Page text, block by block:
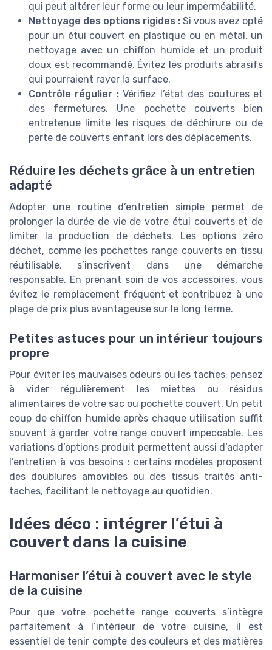
qui peut altérer leur forme ou leur imperméabilité.
Nettoyage des options rigides : Si vous avez opté
pour un étui couvert en plastique ou en métal, un
nettoyage avec un chiffon humide et un produit
doux est recommandé. Évitez les produits abrasifs
qui pourraient rayer la surface.
Contrôle régulier :Vérifiez l’état des coutures et
des fermetures. Une pochette couverts bien
entretenue limite les risques de déchirure ou de
perte de couverts enfant lors des déplacements.
Réduire les déchets grâce à un entretien
adapté
Adopter une routine d’entretien simple permet de
prolonger la durée de vie de votre étui couverts et de
limiter la production de déchets. Les options zéro
déchet, comme les pochettes range couverts en tissu
réutilisable, s’inscrivent dans une démarche
responsable. En prenant soin de vos accessoires, vous
évitez le remplacement fréquent et contribuez à une
plage de prix plus avantageuse sur le long terme.
Petites astuces pour un intérieur toujours
propre
Pour éviter les mauvaises odeurs ou les taches, pensez
à vider régulièrement les miettes ou résidus
alimentaires de votre sac ou pochette couvert. Un petit
coup de chiffon humide après chaque utilisation suffit
souvent à garder votre range couvert impeccable. Les
variations d’options produit permettent aussi d’adapter
l’entretien à vos besoins : certains modèles proposent
des doublures amovibles ou des tissus traités anti-
taches, facilitant le nettoyage au quotidien.
Idées déco : intégrer l’étui à
couvert dans la cuisine
Harmoniser l’étui à couvert avec le style
de la cuisine
Pour que votre pochette range couverts s’intègre
parfaitement à l’intérieur de votre cuisine, il est
essentiel de tenir compte des couleurs et des matières